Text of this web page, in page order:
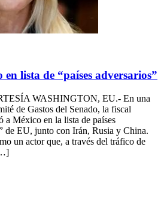
lista de “países adversarios”
WASHINGTON, EU.- En una
de Gastos del Senado, la fiscal
a México en la lista de países
de EU, junto con Irán, Rusia y China.
un actor que, a través del tráfico de